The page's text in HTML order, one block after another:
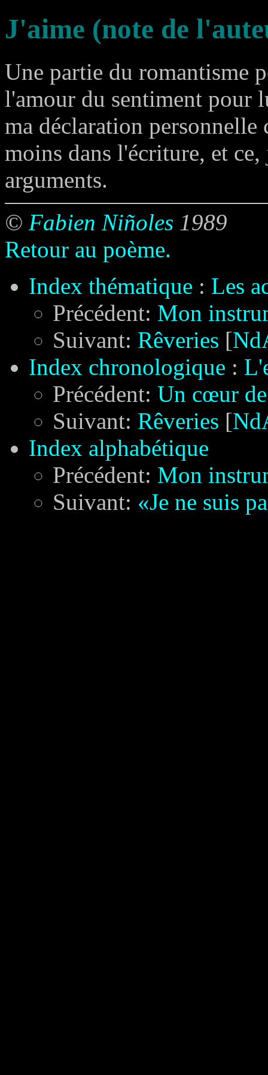
J'aime (note de
Une partie du romantisme
l'amour du sentiment pour
ma déclaration
moins dans l'écriture, et
arguments.
© Fabien Niñoles 1989
Retour au poème.
Index thématique : Les
Précédent: Mon
Suivant: Rêveries [
Index chronologique :
Précédent: Un cœur
Suivant: Rêveries [
Index alphabétique
Précédent: Mon
Suivant: «Je ne suis